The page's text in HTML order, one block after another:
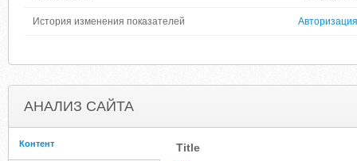
История изменения показателей Авторизация
АНАЛИЗ САЙТА
Контент Title